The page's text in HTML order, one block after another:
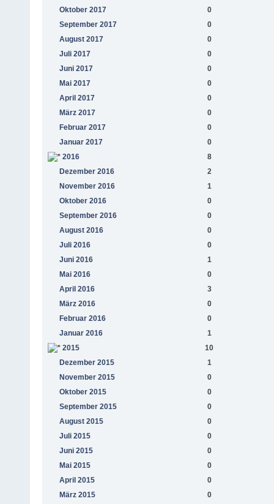
Oktober 2017
0
September 2017
0
August 2017
0
Juli 2017
0
Juni 2017
0
Mai 2017
0
April 2017
0
März 2017
0
Februar 2017
0
Januar 2017
0
2016
8
Dezember 2016
2
November 2016
1
Oktober 2016
0
September 2016
0
August 2016
0
Juli 2016
0
Juni 2016
1
Mai 2016
0
April 2016
3
März 2016
0
Februar 2016
0
Januar 2016
1
2015
10
Dezember 2015
1
November 2015
0
Oktober 2015
0
September 2015
0
August 2015
0
Juli 2015
0
Juni 2015
0
Mai 2015
0
April 2015
0
März 2015
0